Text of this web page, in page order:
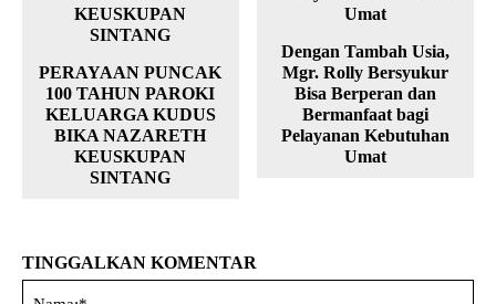
PERAYAAN PUNCAK
100 TAHUN PAROKI
KELUARGA KUDUS
BIKA NAZARETH
KEUSKUPAN
SINTANG
Dengan Tambah Usia,
Mgr. Rolly Bersyukur
Bisa Berperan dan
Bermanfaat bagi
Pelayanan Kebutuhan
Umat
TINGGALKAN KOMENTAR